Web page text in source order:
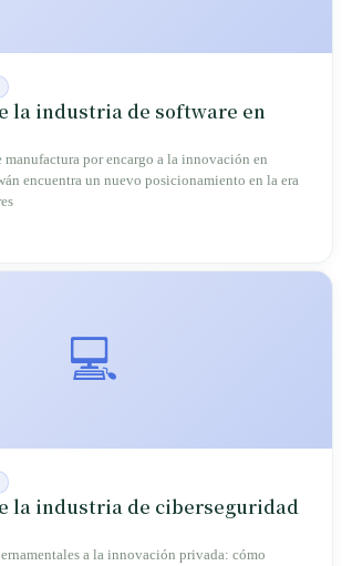
la industria de software en
manufactura por encargo a la innovación en
encuentra un nuevo posicionamiento en la era
💻
la industria de ciberseguridad
a la innovación privada: cómo